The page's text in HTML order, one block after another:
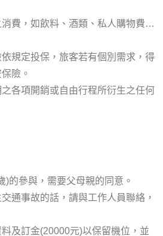
費，如飲料、酒類、私人購物費…
規定投保，旅客若有個別需求，得
險。
各項開銷或自由行程所衍生之任何
)的參與，需要父母親的同意。
通事故的話，請與工作人員聯絡，
及訂金(20000元)以保留機位，並